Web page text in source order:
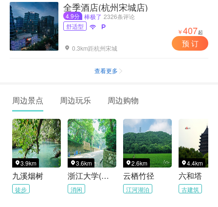
全季酒店(杭州宋城店)
4.9分 棒极了 2326条评论
舒适型
 
 0.3km距杭州宋城
￥407起
预 订
查看更多 
周边景点 周边玩乐 周边购物
3.9km
九溪烟树
徒步
3.6km
浙江大学(之江校区)
消闲
2.6km
云栖竹径
江河湖泊
4.4km
六和塔
古建筑